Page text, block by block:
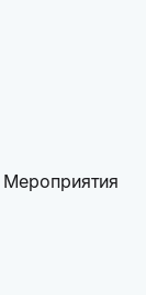
Мероприятия